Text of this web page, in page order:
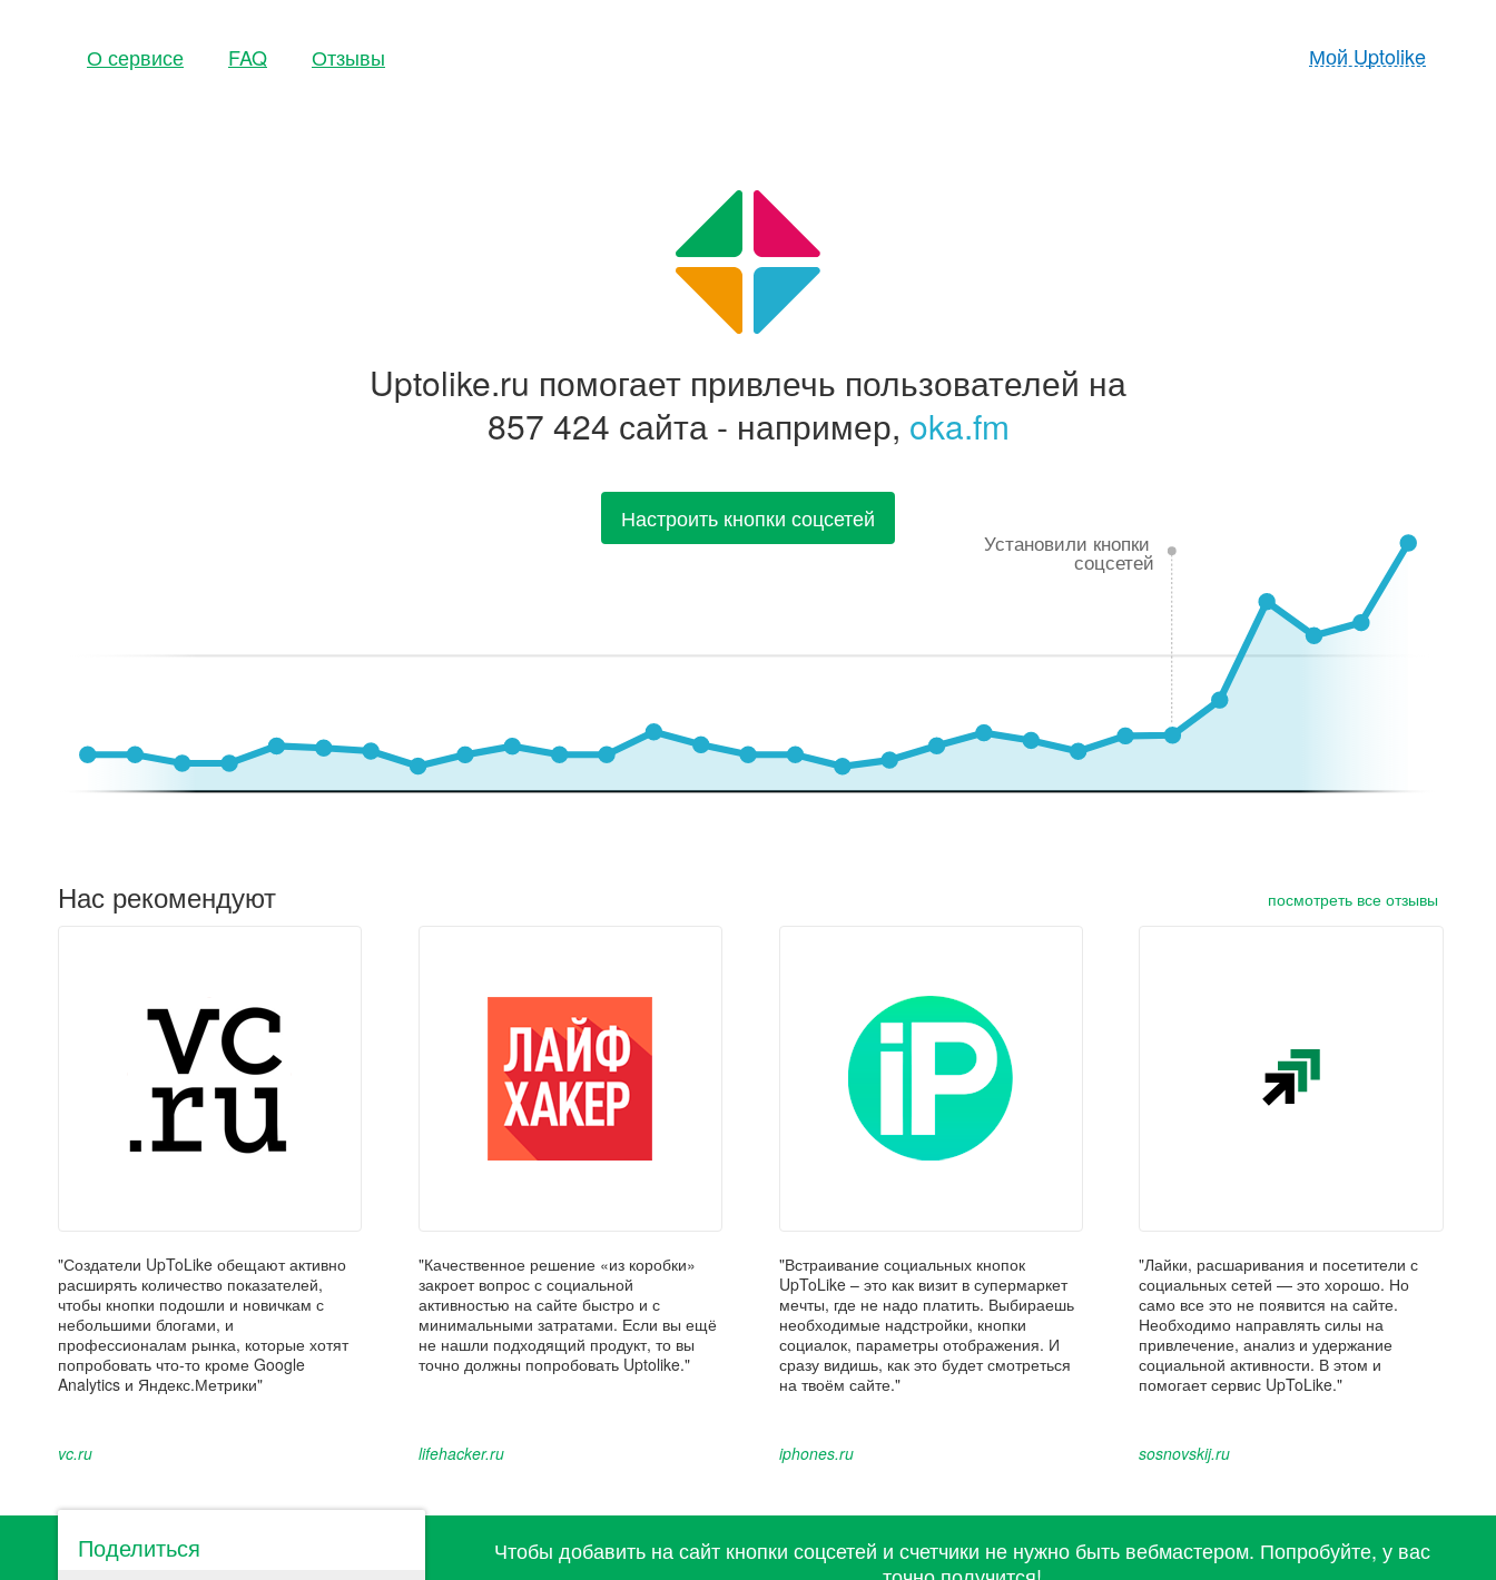
О сервисе FAQ Отзывы Мой Uptolike
Uptolike.ru помогает привлечь пользователей на
857 424 сайта - например, oka.fm
Настроить кнопки соцсетей
Установили кнопки
соцсетей
Нас рекомендуют посмотреть все отзывы
"Создатели UpToLike обещают активно
расширять количество показателей,
чтобы кнопки подошли и новичкам с
небольшими блогами, и
профессионалам рынка, которые хотят
попробовать что-то кроме Google
Analytics и Яндекс.Метрики"
vc.ru
"Качественное решение «из коробки»
закроет вопрос с социальной
активностью на сайте быстро и с
минимальными затратами. Если вы ещё
не нашли подходящий продукт, то вы
точно должны попробовать Uptolike."
lifehacker.ru
"Встраивание социальных кнопок
UpToLike – это как визит в супермаркет
мечты, где не надо платить. Выбираешь
необходимые надстройки, кнопки
социалок, параметры отображения. И
сразу видишь, как это будет смотреться
на твоём сайте."
iphones.ru
"Лайки, расшаривания и посетители с
социальных сетей — это хорошо. Но
само все это не появится на сайте.
Необходимо направлять силы на
привлечение, анализ и удержание
социальной активности. В этом и
помогает сервис UpToLike."
sosnovskij.ru
Поделиться
Чтобы добавить на сайт кнопки соцсетей и счетчики не нужно быть вебмастером. Попробуйте, у вас